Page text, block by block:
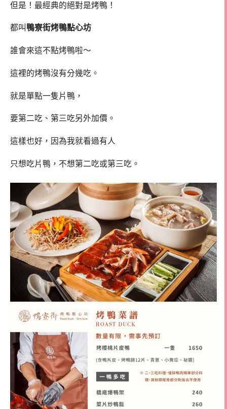
但是！最經典的絕對是烤鴨！
都叫 鴨寮街烤鴨點心坊
誰會來這不點烤鴨啦～
這裡的烤鴨沒有分幾吃。
就是單點一隻片鴨，
要第二吃、第三吃另外加價。
這樣也好，因為我就看過有人
只想吃片鴨，不想第二吃或第三吃。